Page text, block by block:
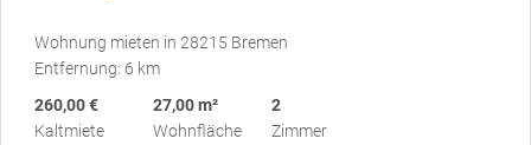
Wohnung mieten in 28215 Bremen
Entfernung: 6 km
260,00 €
Kaltmiete
27,00 m²
Wohnfläche
2
Zimmer